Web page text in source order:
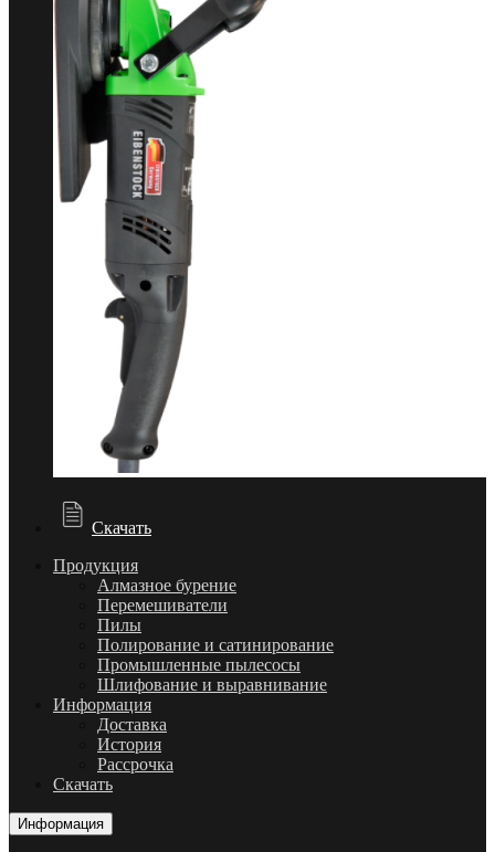
Скачать
Продукция
Алмазное бурение
Перемешиватели
Пилы
Полирование и сатинирование
Промышленные пылесосы
Шлифование и выравнивание
Информация
Доставка
История
Рассрочка
Скачать
Информация